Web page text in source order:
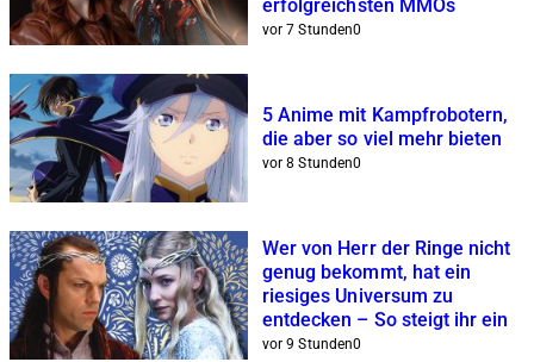
erfolgreichsten MMOs
vor 7 Stunden0
5 Anime mit Kampfrobotern,
die aber so viel mehr bieten
vor 8 Stunden0
Wer von Herr der Ringe nicht
genug bekommt, hat ein
riesiges Universum zu
entdecken – So steigt ihr ein
vor 9 Stunden0